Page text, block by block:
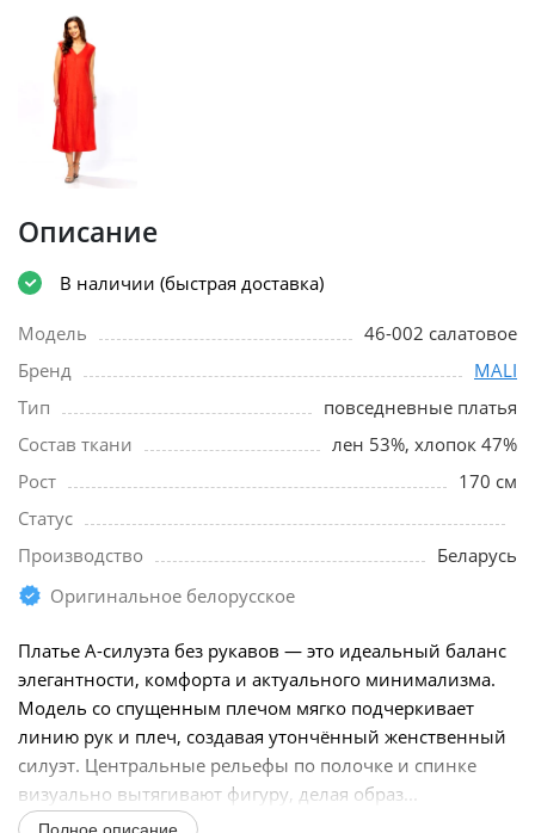
Описание
В наличии (быстрая доставка)
Модель
46-002 салатовое
Бренд
MALI
Тип
повседневные платья
Состав ткани
лен 53%, хлопок 47%
Рост
170 см
Статус
Производство
Беларусь
Оригинальное белорусское
Платье А-силуэта без рукавов — это идеальный баланс
элегантности, комфорта и актуального минимализма.
Модель со спущенным плечом мягко подчеркивает
линию рук и плеч, создавая утончённый женственный
силуэт. Центральные рельефы по полочке и спинке
визуально вытягивают фигуру, делая образ...